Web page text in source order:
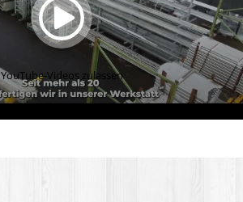
YouTube-Videos zulassen